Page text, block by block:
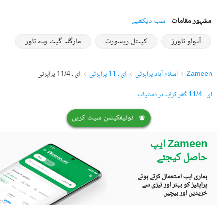
مشہور مقامات سب دیکھیے
آپولو ٹاورز
کیپٹل ریسورٹ مارگلہ گیٹ وے ٹاور
Zameen اسلام آباد پراپرٹی ای ۔ 11 پراپرٹی
ای ۔ 11/4 پراپرٹی
ای ۔ 11/4 گھر کرایہ پر دستیاب
نوٹیفکیشن سیٹ کریں
Zameen ایپ
حاصل کیجئے
ہماری ایپ استعمال کرتے ہوئے
پراپٹیز کو بہتر اور تیزی سے
خریدیں اور بیچیں